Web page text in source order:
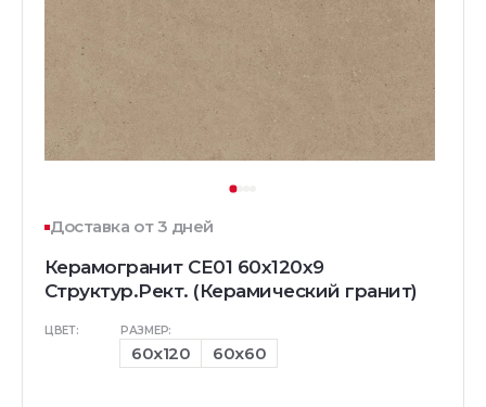
Доставка от 3 дней
Керамогранит CE01 60x120x9
Структур.Рект. (Керамический гранит)
ЦВЕТ: РАЗМЕР:
60x120 60x60